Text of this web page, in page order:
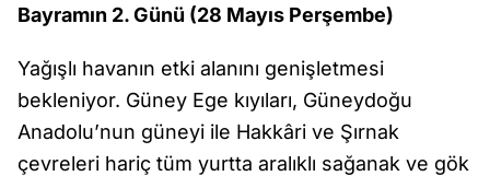
Bayramın 2. Günü (28 Mayıs Perşembe)
Yağışlı havanın etki alanını genişletmesi
bekleniyor. Güney Ege kıyıları, Güneydoğu
Anadolu’nun güneyi ile Hakkâri ve Şırnak
çevreleri hariç tüm yurtta aralıklı sağanak ve gök